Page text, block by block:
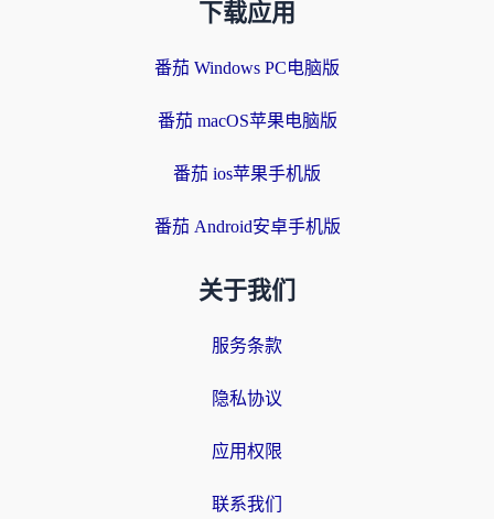
下载应用
番茄 Windows PC电脑版
番茄 macOS苹果电脑版
番茄 ios苹果手机版
番茄 Android安卓手机版
关于我们
服务条款
隐私协议
应用权限
联系我们